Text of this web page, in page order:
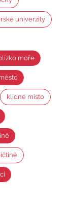
univerzity
moře
klidné místo